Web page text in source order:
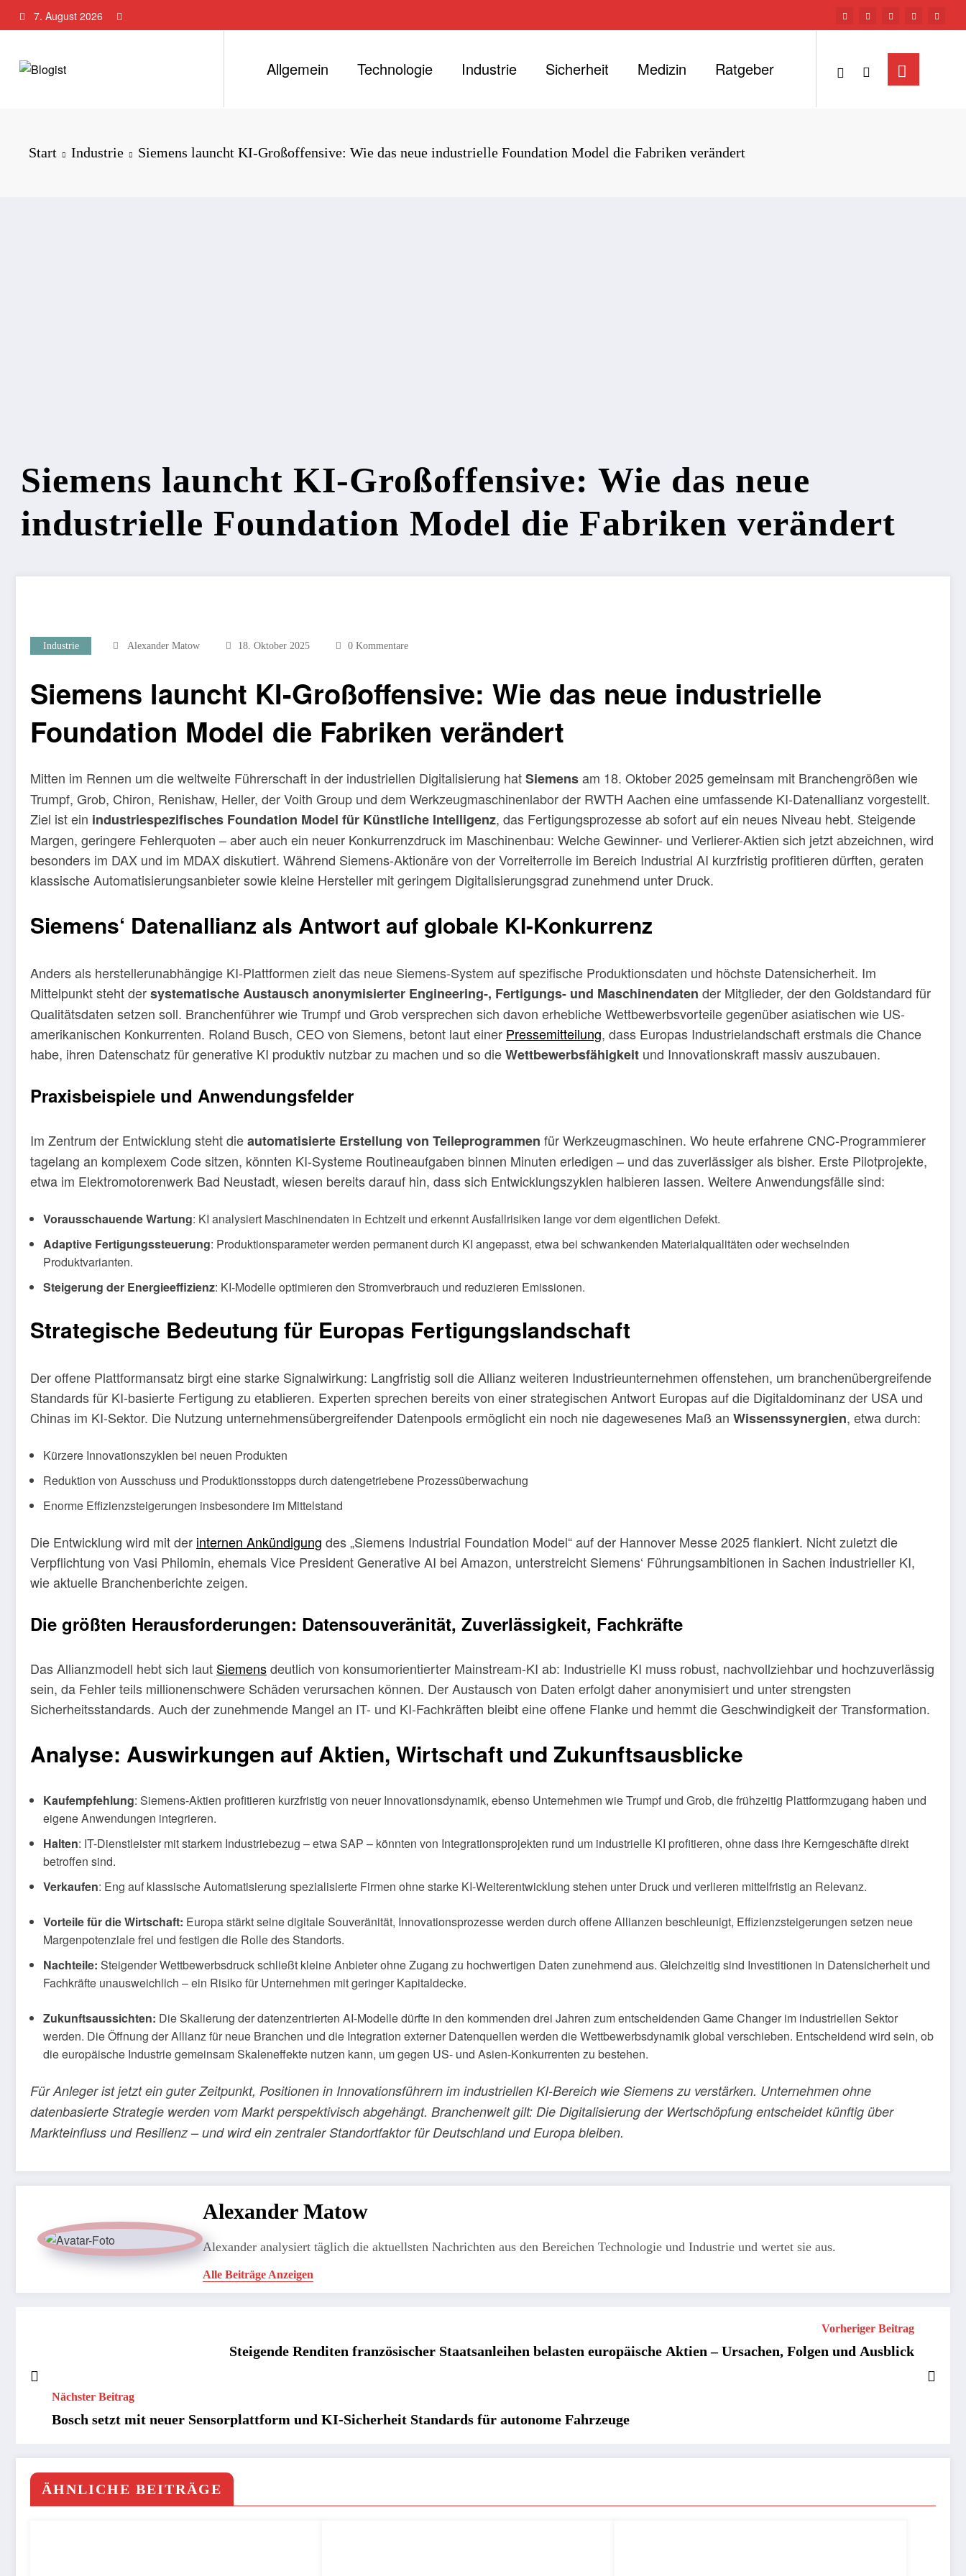
Inhalt
7. August 2026
Allgemein Technologie Industrie Sicherheit Medizin Ratgeber
Start Industrie Siemens launcht KI-Großoffensive: Wie das neue industrielle Foundation Model die Fabriken verändert
Siemens launcht KI-Großoffensive: Wie das neue
industrielle Foundation Model die Fabriken verändert
Industrie Alexander Matow 18. Oktober 2025 0 Kommentare
Siemens launcht KI-Großoffensive: Wie das neue industrielle
Foundation Model die Fabriken verändert
Mitten im Rennen um die weltweite Führerschaft in der industriellen Digitalisierung hatSiemensam 18. Oktober 2025 gemeinsam mit Branchengrößen wie
Trumpf, Grob, Chiron, Renishaw, Heller, der Voith Group und dem Werkzeugmaschinenlabor der RWTH Aachen eine umfassende KI-Datenallianz vorgestellt.
Ziel ist ein industriespezifisches Foundation Model für Künstliche Intelligenz, das Fertigungsprozesse ab sofort auf ein neues Niveau hebt. Steigende
Margen, geringere Fehlerquoten – aber auch ein neuer Konkurrenzdruck im Maschinenbau: Welche Gewinner- und Verlierer-Aktien sich jetzt abzeichnen, wird
besonders im DAX und im MDAX diskutiert. Während Siemens-Aktionäre von der Vorreiterrolle im Bereich Industrial AI kurzfristig profitieren dürften, geraten
klassische Automatisierungsanbieter sowie kleine Hersteller mit geringem Digitalisierungsgrad zunehmend unter Druck.
Siemens‘ Datenallianz als Antwort auf globale KI-Konkurrenz
Anders als herstellerunabhängige KI-Plattformen zielt das neue Siemens-System auf spezifische Produktionsdaten und höchste Datensicherheit. Im
Mittelpunkt steht dersystematische Austausch anonymisierter Engineering-, Fertigungs- und Maschinendaten der Mitglieder, der den Goldstandard für
Qualitätsdaten setzen soll. Branchenführer wie Trumpf und Grob versprechen sich davon erhebliche Wettbewerbsvorteile gegenüber asiatischen wie US-
amerikanischen Konkurrenten. Roland Busch, CEO von Siemens, betont laut einer Pressemitteilung, dass Europas Industrielandschaft erstmals die Chance
habe, ihren Datenschatz für generative KI produktiv nutzbar zu machen und so dieWettbewerbsfähigkeit und Innovationskraft massiv auszubauen.
Praxisbeispiele und Anwendungsfelder
Im Zentrum der Entwicklung steht dieautomatisierte Erstellung von Teileprogrammen für Werkzeugmaschinen. Wo heute erfahrene CNC-Programmierer
tagelang an komplexem Code sitzen, könnten KI-Systeme Routineaufgaben binnen Minuten erledigen – und das zuverlässiger als bisher. Erste Pilotprojekte,
etwa im Elektromotorenwerk Bad Neustadt, wiesen bereits darauf hin, dass sich Entwicklungszyklen halbieren lassen. Weitere Anwendungsfälle sind:
Vorausschauende Wartung: KI analysiert Maschinendaten in Echtzeit und erkennt Ausfallrisiken lange vor dem eigentlichen Defekt.
Adaptive Fertigungssteuerung: Produktionsparameter werden permanent durch KI angepasst, etwa bei schwankenden Materialqualitäten oder wechselnden
Produktvarianten.
Steigerung der Energieeffizienz: KI-Modelle optimieren den Stromverbrauch und reduzieren Emissionen.
Strategische Bedeutung für Europas Fertigungslandschaft
Der offene Plattformansatz birgt eine starke Signalwirkung: Langfristig soll die Allianz weiteren Industrieunternehmen offenstehen, um branchenübergreifende
Standards für KI-basierte Fertigung zu etablieren. Experten sprechen bereits von einer strategischen Antwort Europas auf die Digitaldominanz der USA und
Chinas im KI-Sektor. Die Nutzung unternehmensübergreifender Datenpools ermöglicht ein noch nie dagewesenes Maß an Wissenssynergien, etwa durch:
Kürzere Innovationszyklen bei neuen Produkten
Reduktion von Ausschuss und Produktionsstopps durch datengetriebene Prozessüberwachung
Enorme Effizienzsteigerungen insbesondere im Mittelstand
Die Entwicklung wird mit der internen Ankündigung des „Siemens Industrial Foundation Model“ auf der Hannover Messe 2025 flankiert. Nicht zuletzt die
Verpflichtung von Vasi Philomin, ehemals Vice President Generative AI bei Amazon, unterstreicht Siemens‘ Führungsambitionen in Sachen industrieller KI,
wie aktuelle Branchenberichte zeigen.
Die größten Herausforderungen: Datensouveränität, Zuverlässigkeit, Fachkräfte
Das Allianzmodell hebt sich laut Siemensdeutlich von konsumorientierter Mainstream-KI ab: Industrielle KI muss robust, nachvollziehbar und hochzuverlässig
sein, da Fehler teils millionenschwere Schäden verursachen können. Der Austausch von Daten erfolgt daher anonymisiert und unter strengsten
Sicherheitsstandards. Auch der zunehmende Mangel an IT- und KI-Fachkräften bleibt eine offene Flanke und hemmt die Geschwindigkeit der Transformation.
Analyse: Auswirkungen auf Aktien, Wirtschaft und Zukunftsausblicke
Kaufempfehlung: Siemens-Aktien profitieren kurzfristig von neuer Innovationsdynamik, ebenso Unternehmen wie Trumpf und Grob, die frühzeitig Plattformzugang haben und
eigene Anwendungen integrieren.
Halten: IT-Dienstleister mit starkem Industriebezug – etwa SAP – könnten von Integrationsprojekten rund um industrielle KI profitieren, ohne dass ihre Kerngeschäfte direkt
betroffen sind.
Verkaufen: Eng auf klassische Automatisierung spezialisierte Firmen ohne starke KI-Weiterentwicklung stehen unter Druck und verlieren mittelfristig an Relevanz.
Vorteile für die Wirtschaft: Europa stärkt seine digitale Souveränität, Innovationsprozesse werden durch offene Allianzen beschleunigt, Effizienzsteigerungen setzen neue
Margenpotenziale frei und festigen die Rolle des Standorts.
Nachteile: Steigender Wettbewerbsdruck schließt kleine Anbieter ohne Zugang zu hochwertigen Daten zunehmend aus. Gleichzeitig sind Investitionen in Datensicherheit und
Fachkräfte unausweichlich – ein Risiko für Unternehmen mit geringer Kapitaldecke.
Zukunftsaussichten: Die Skalierung der datenzentrierten AI-Modelle dürfte in den kommenden drei Jahren zum entscheidenden Game Changer im industriellen Sektor
werden. Die Öffnung der Allianz für neue Branchen und die Integration externer Datenquellen werden die Wettbewerbsdynamik global verschieben. Entscheidend wird sein, ob
die europäische Industrie gemeinsam Skaleneffekte nutzen kann, um gegen US- und Asien-Konkurrenten zu bestehen.
Für Anleger ist jetzt ein guter Zeitpunkt, Positionen in Innovationsführern im industriellen KI-Bereich wie Siemens zu verstärken. Unternehmen ohne
datenbasierte Strategie werden vom Markt perspektivisch abgehängt. Branchenweit gilt: Die Digitalisierung der Wertschöpfung entscheidet künftig über
Markteinfluss und Resilienz – und wird ein zentraler Standortfaktor für Deutschland und Europa bleiben.
Alexander Matow
Alexander analysiert täglich die aktuellsten Nachrichten aus den Bereichen Technologie und Industrie und wertet sie aus.
Alle Beiträge Anzeigen
Vorheriger Beitrag
Steigende Renditen französischer Staatsanleihen belasten europäische Aktien – Ursachen, Folgen und Ausblick
Nächster Beitrag
Bosch setzt mit neuer Sensorplattform und KI-Sicherheit Standards für autonome Fahrzeuge
ÄHNLICHE BEITRÄGE